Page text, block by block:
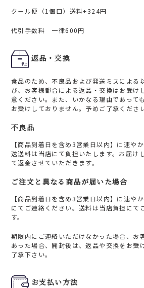
クール便（1個口）送料+324円
代引手数料 一律600円
返品・交換
食品のため、不良品および発送ミスによる
び、お客様都合による返品・交換はお受け
意ください。また、いかなる理由であって
お受けしておりません。予めご了承ください
不良品
【商品到着日を含め3営業日以内】に速や
送送料は当店にて負担いたします。お届け
て返金させていただきます。
ご注文と異なる商品が届いた場合
【商品到着日を含め3営業日以内】に速や
にてご連絡ください。送料は当店負担にて
す。
期限内にご連絡いただけなかった場合、お
あった場合、開封後は、返品や交換をお受
了承下さい。
お支払い方法